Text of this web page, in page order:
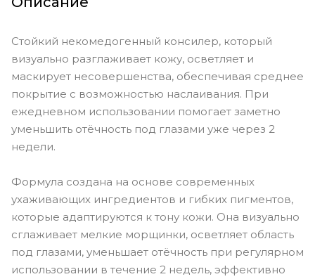
Стойкий некомедогенный консилер, который
визуально разглаживает кожу, осветляет и
маскирует несовершенства, обеспечивая среднее
покрытие с возможностью наслаивания. При
ежедневном использовании помогает заметно
уменьшить отёчность под глазами уже через 2
недели.
Формула создана на основе современных
ухаживающих ингредиентов и гибких пигментов,
которые адаптируются к тону кожи. Она визуально
сглаживает мелкие морщинки, осветляет область
под глазами, уменьшает отёчность при регулярном
использовании в течение 2 недель, эффективно